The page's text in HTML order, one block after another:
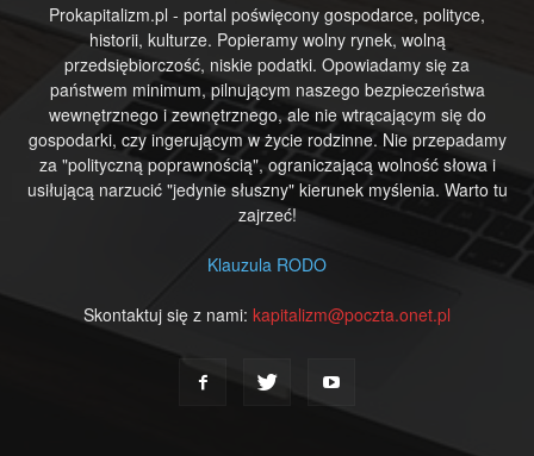
Prokapitalizm.pl - portal poświęcony gospodarce, polityce,
historii, kulturze. Popieramy wolny rynek, wolną
przedsiębiorczość, niskie podatki. Opowiadamy się za
państwem minimum, pilnującym naszego bezpieczeństwa
wewnętrznego i zewnętrznego, ale nie wtrącającym się do
gospodarki, czy ingerującym w życie rodzinne. Nie przepadamy
za "polityczną poprawnością", ograniczającą wolność słowa i
usiłującą narzucić "jedynie słuszny" kierunek myślenia. Warto tu
zajrzeć!
Klauzula RODO
Skontaktuj się z nami: kapitalizm@poczta.onet.pl